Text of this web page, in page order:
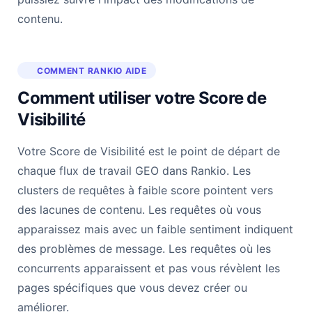
contenu.
COMMENT RANKIO AIDE
Comment utiliser votre Score de
Visibilité
Votre Score de Visibilité est le point de départ de
chaque flux de travail GEO dans Rankio. Les
clusters de requêtes à faible score pointent vers
des lacunes de contenu. Les requêtes où vous
apparaissez mais avec un faible sentiment indiquent
des problèmes de message. Les requêtes où les
concurrents apparaissent et pas vous révèlent les
pages spécifiques que vous devez créer ou
améliorer.